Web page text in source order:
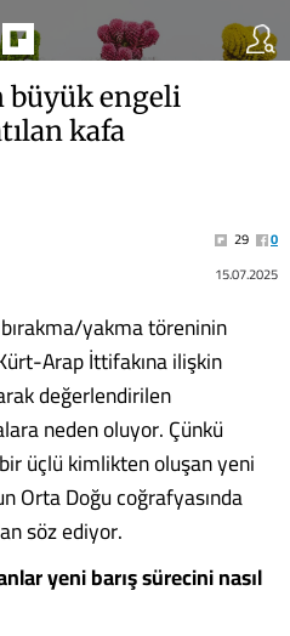
büyük engeli
kafa
29
0
15.07.2025
yakma töreninin
Arap İttifakına ilişkin
değerlendirilen
neden oluyor. Çünkü
üçlü kimlikten oluşan yeni
Orta Doğu coğrafyasında
söz ediyor.
yeni barış sürecini nasıl